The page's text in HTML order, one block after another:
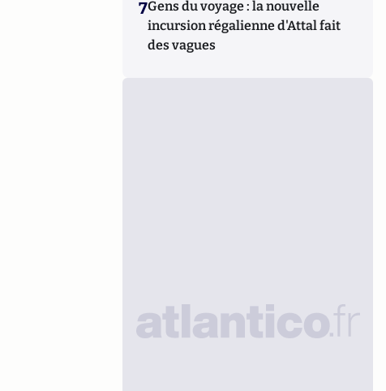
7Gens du voyage : la nouvelle
incursion régalienne d'Attal fait
des vagues